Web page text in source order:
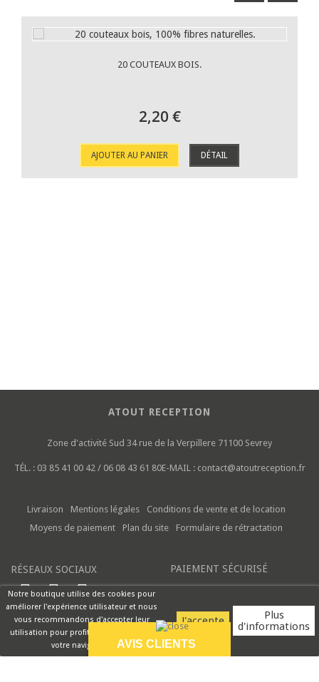
Notre boutique utilise des cookies pour
améliorer l'expérience utilisateur et nous
vous recommandons d'accepter leur
utilisation pour profiter pleinement de
votre navigation.
Plus
d'informations
20 COUTEAUX BOIS.
2,20 €
AJOUTER AU PANIER DÉTAIL
ATOUT RECEPTION
Zone d'activité Sud 34 rue de la Verpillere 71100 Sevrey
TÉL. : 03 85 41 00 42 / 06 08 43 61 80E-MAIL : contact@atoutreception.fr
Livraison Mentions légales
Conditions de vente et de location
Moyens de paiement
Plan du site Formulaire de rétractation
RÉSEAUX SOCIAUX PAIEMENT SÉCURISÉ
AVIS CLIENTS